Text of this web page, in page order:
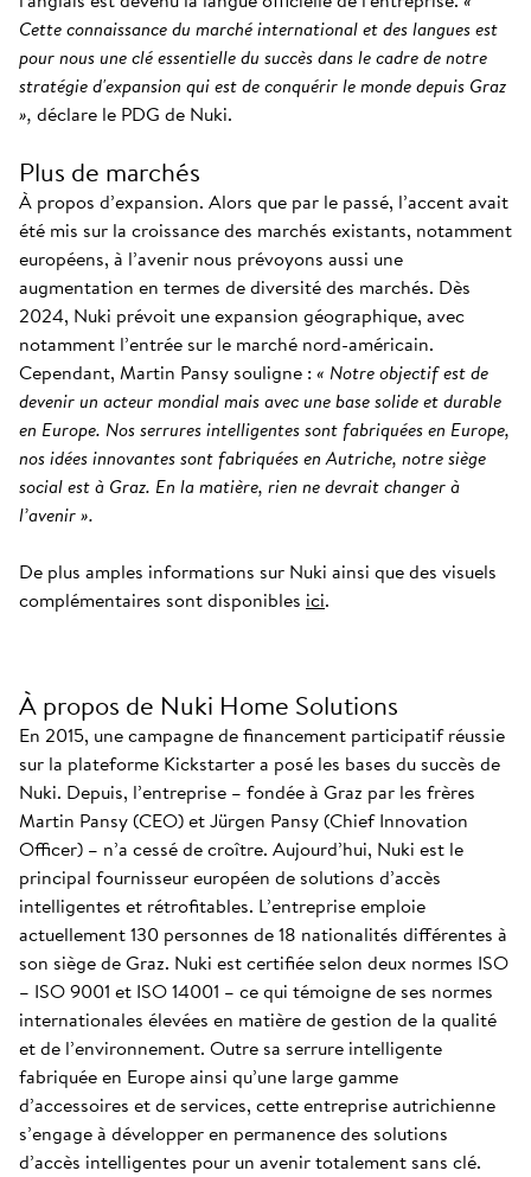
Cette connaissance du marché international et des langues est
pour nous une clé essentielle du succès dans le cadre de notre
stratégie d'expansion qui est de conquérir le monde depuis Graz
», déclare le PDG de Nuki.
Plus de marchés
À propos d’expansion. Alors que par le passé, l’accent avait
été mis sur la croissance des marchés existants, notamment
européens, à l’avenir nous prévoyons aussi une
augmentation en termes de diversité des marchés. Dès
2024, Nuki prévoit une expansion géographique, avec
notamment l’entrée sur le marché nord-américain.
Cependant, Martin Pansy souligne : « Notre objectif est de
devenir un acteur mondial mais avec une base solide et durable
en Europe. Nos serrures intelligentes sont fabriquées en Europe,
nos idées innovantes sont fabriquées en Autriche, notre siège
social est à Graz. En la matière, rien ne devrait changer à
l’avenir ».
De plus amples informations sur Nuki ainsi que des visuels
complémentaires sont disponibles ici.
À propos de Nuki Home Solutions
En 2015, une campagne de financement participatif réussie
sur la plateforme Kickstarter a posé les bases du succès de
Nuki. Depuis, l’entreprise – fondée à Graz par les frères
Martin Pansy (CEO) et Jürgen Pansy (Chief Innovation
Officer) – n’a cessé de croître. Aujourd’hui, Nuki est le
principal fournisseur européen de solutions d’accès
intelligentes et rétrofitables. L’entreprise emploie
actuellement 130 personnes de 18 nationalités différentes à
son siège de Graz. Nuki est certifiée selon deux normes ISO
– ISO 9001 et ISO 14001 – ce qui témoigne de ses normes
internationales élevées en matière de gestion de la qualité
et de l’environnement. Outre sa serrure intelligente
fabriquée en Europe ainsi qu’une large gamme
d’accessoires et de services, cette entreprise autrichienne
s’engage à développer en permanence des solutions
d’accès intelligentes pour un avenir totalement sans clé.